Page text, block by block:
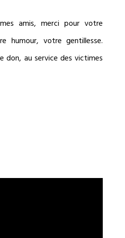
amis, merci pour votre
humour, votre gentillesse.
don, au service des victimes